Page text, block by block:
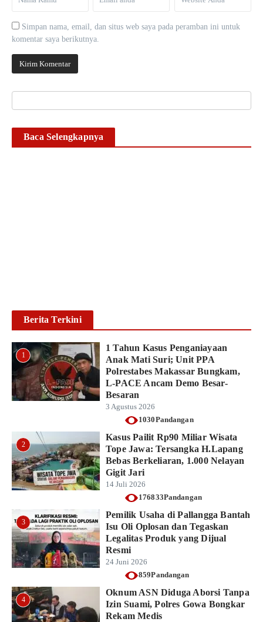
Simpan nama, email, dan situs web saya pada peramban ini untuk
komentar saya berikutnya.
Baca Selengkapnya
Berita Terkini
1
1 Tahun Kasus Penganiayaan
Anak Mati Suri; Unit PPA
Polrestabes Makassar Bungkam,
L-PACE Ancam Demo Besar-
Besaran
3 Agustus 2026
1030Pandangan
2
Kasus Pailit Rp90 Miliar Wisata
Tope Jawa: Tersangka H.Lapang
Bebas Berkeliaran, 1.000 Nelayan
Gigit Jari
14 Juli 2026
176833Pandangan
3
Pemilik Usaha di Pallangga Bantah
Isu Oli Oplosan dan Tegaskan
Legalitas Produk yang Dijual
Resmi
24 Juni 2026
859Pandangan
4
Oknum ASN Diduga Aborsi Tanpa
Izin Suami, Polres Gowa Bongkar
Rekam Medis